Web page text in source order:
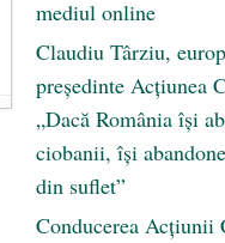
mediul online
Claudiu Târziu,
președinte Acțiunea
„Dacă România își
ciobanii, își
din suflet”
Conducerea Acțiunii